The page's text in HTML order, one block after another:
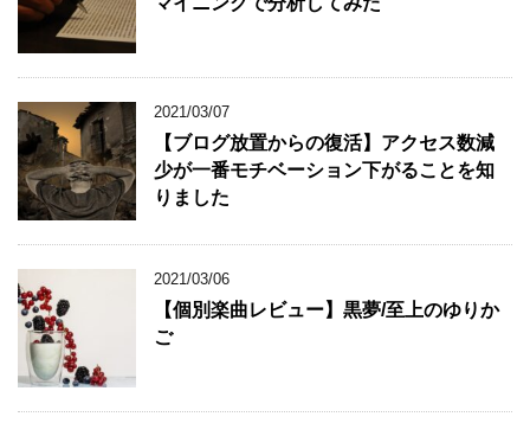
2021/03/07
【ブログ放置からの復活】アクセス数減
少が一番モチベーション下がることを知
りました
2021/03/06
【個別楽曲レビュー】黒夢/至上のゆりか
ご